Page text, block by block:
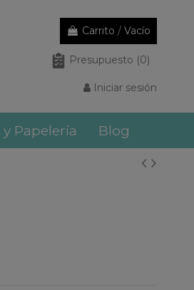
Carrito / Vacío
Presupuesto (0)
Iniciar sesión
Papelería Blog